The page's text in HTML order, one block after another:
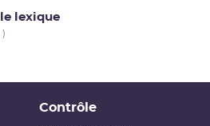
lexique
)
Contrôle